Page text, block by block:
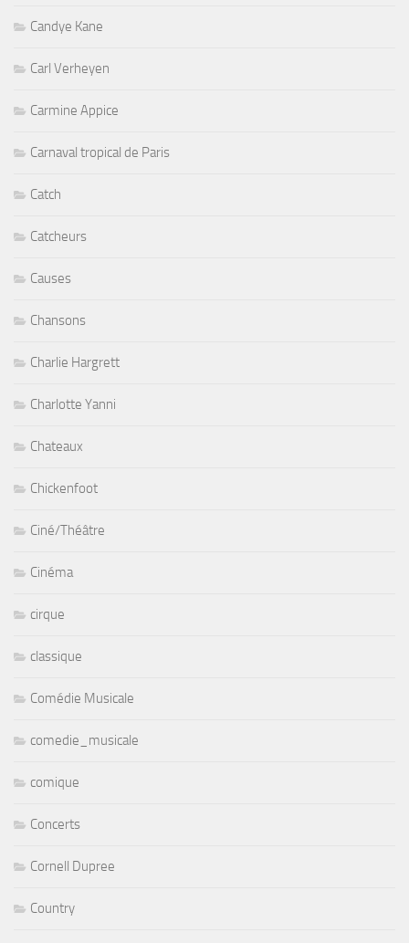
Candye Kane
Carl Verheyen
Carmine Appice
Carnaval tropical de Paris
Catch
Catcheurs
Causes
Chansons
Charlie Hargrett
Charlotte Yanni
Chateaux
Chickenfoot
Ciné/Théâtre
Cinéma
cirque
classique
Comédie Musicale
comedie_musicale
comique
Concerts
Cornell Dupree
Country